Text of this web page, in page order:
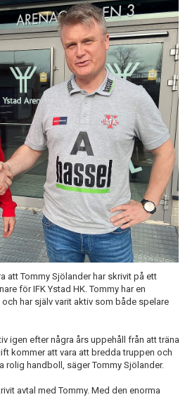
att Tommy Sjölander har skrivit på ett
för IFK Ystad HK. Tommy har en
har själv varit aktiv som både spelare
igen efter några års uppehåll från att träna
kommer att vara att bredda truppen och
rolig handboll, säger Tommy Sjölander.
avtal med Tommy. Med den enorma